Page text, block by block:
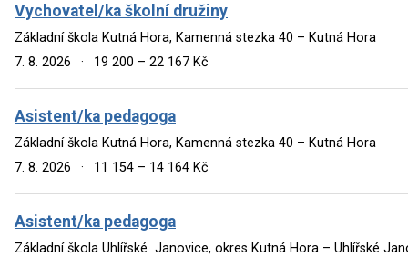
Vychovatel/ka školní družiny
Základní škola Kutná Hora, Kamenná stezka 40 – Kutná Hora
7. 8. 2026
· 19 200 – 22 167 Kč
Asistent/ka pedagoga
Základní škola Kutná Hora, Kamenná stezka 40 – Kutná Hora
7. 8. 2026
· 11 154 – 14 164 Kč
Asistent/ka pedagoga
Základní škola Uhlířské Janovice, okres Kutná Hora – Uhlířské